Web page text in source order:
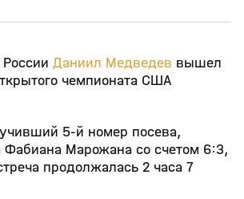
Даниил Медведев вышел
чемпионата США
5‑й номер посева,
Фабиана Марожана со счетом 6:3,
продолжалась 2 часа 7